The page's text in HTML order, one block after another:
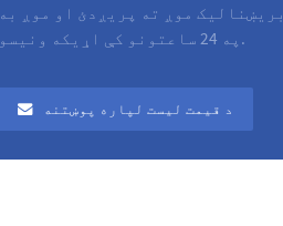
بریښنالیک موږ ته پریږدئ او موږ به
په 24 ساعتونو کې اړیکه ونیسو.
د قیمت لیست لپاره پوښتنه